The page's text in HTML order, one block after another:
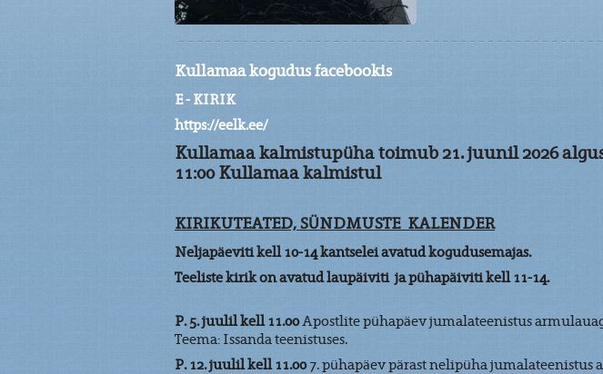
Kullamaa kogudus facebookis
E - KIRIK
https://eelk.ee/
Kullamaa kalmistupüha toimub 21. juunil 2026
11:00 Kullamaa kalmistul
KIRIKUTEATED, SÜNDMUSTE KALENDER
Neljapäeviti kell 10-14 kantselei avatud kogudusemajas.
Teeliste kirik on avatud laupäiviti ja pühapäiviti kell 11-14.
P. 5. juulil kell 11.00Apostlite pühapäev jumalateenistus
Teema: Issanda teenistuses.
P. 12. juulil kell 11.007. pühapäev pärast nelipüha jumalateenistus